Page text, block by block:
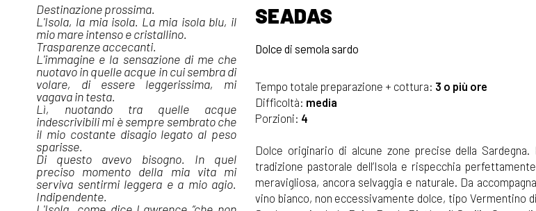
Destinazione prossima.
L'Isola, la mia isola. La mia isola blu, il
mio mare intenso e cristallino.
Trasparenze accecanti.
L'immagine e la sensazione di me che
nuotavo in quelle acque in cui sembra di
volare, di essere leggerissima, mi
vagava in testa.
Lì, nuotando tra quelle acque
indescrivibili mi è sempre sembrato che
il mio costante disagio legato al peso
sparisse.
Di questo avevo bisogno. In quel
preciso momento della mia vita mi
serviva sentirmi leggera e a mio agio.
Indipendente.
SEADAS
Dolce di semola sardo
Tempo totale preparazione + cottura: 3 o più ore
Difficoltà: media
Porzioni: 4
Dolce originario di alcune zone precise della
tradizione pastorale dell’Isola e rispecchia
meravigliosa, ancora selvaggia e naturale. Da
vino bianco, non eccessivamente dolce, tipo Vermentino